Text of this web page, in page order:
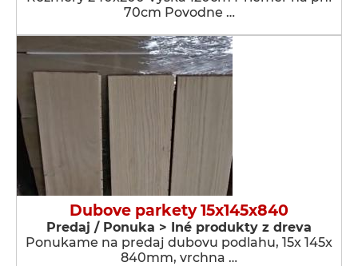
70cm Povodne …
Dubove parkety 15x145x840
Predaj / Ponuka > Iné produkty z dreva
Ponukame na predaj dubovu podlahu, 15x 145x
840mm, vrchna …